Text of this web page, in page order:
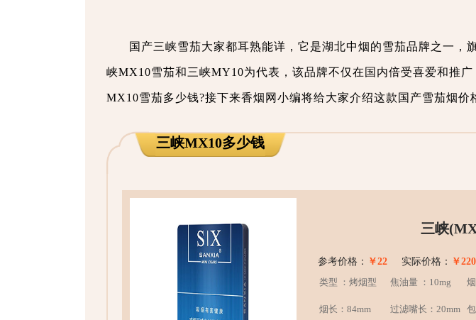
国产三峡雪茄大家都耳熟能详，它是湖北中烟的雪茄品牌之一，
峡MX10雪茄和三峡MY10为代表，该品牌不仅在国内倍受喜爱和推
MX10雪茄多少钱?接下来香烟网小编将给大家介绍这款国产雪茄烟价
三峡MX10多少钱
三峡
参考价格： ￥22 实际价格： ￥220
类型 ：烤烟型
焦油量 ：10mg
烟长：84mm 过滤嘴长：20mm